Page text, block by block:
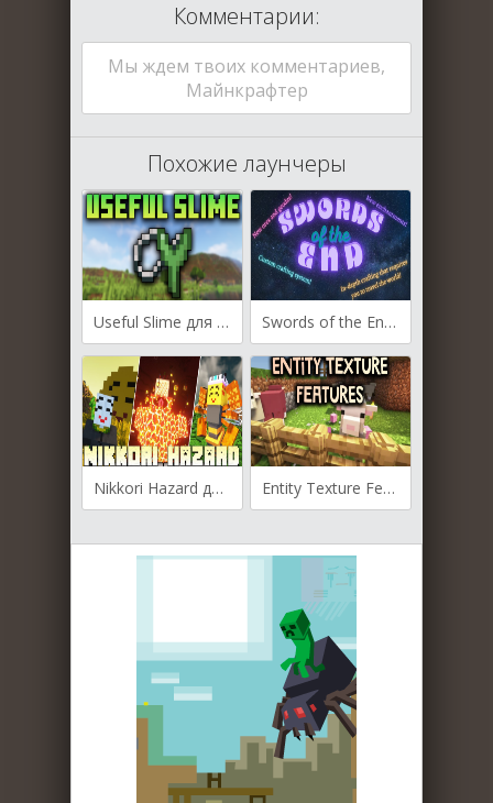
Комментарии:
Мы ждем твоих комментариев,
Майнкрафтер
Похожие лаунчеры
Useful Slime для Майнкрафт [1.19.4, 1.19.3, 1.19.2] Swords of the End для Майнкрафт [1.17.1, 1.16.5]
Nikkori Hazard для Майнкрафт 1.16.5 Entity Texture Features для Майнкрафт [1.19.3, 1.19.2, 1.18.2]